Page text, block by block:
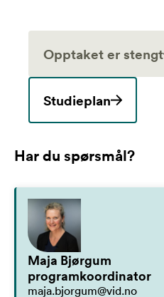
Opptaket er stengt
Studieplan
Har du spørsmål?
Maja Bjørgum
programkoordinator
maja.bjorgum@vid.no